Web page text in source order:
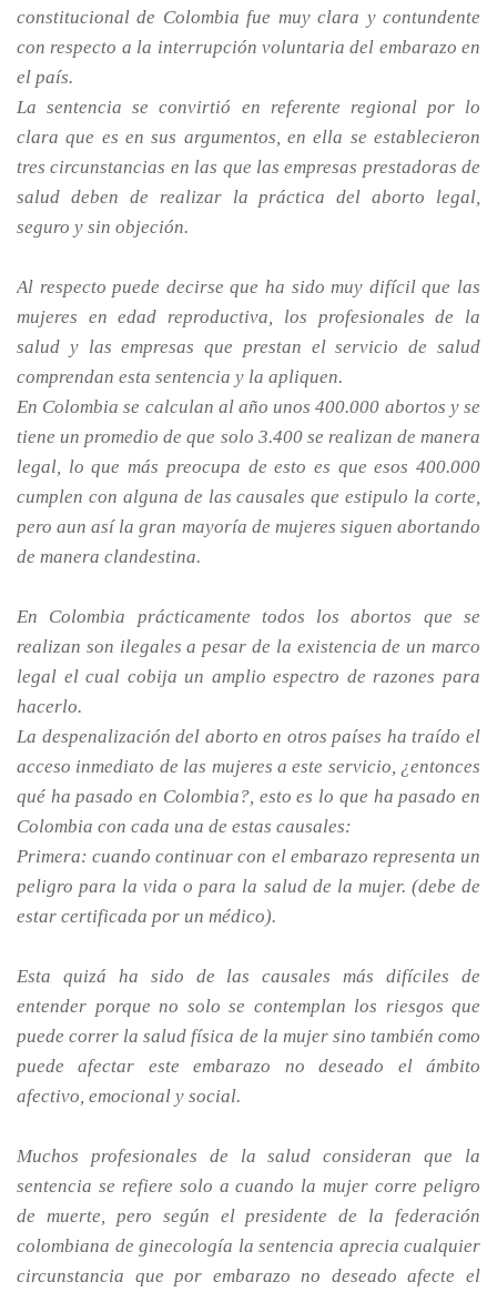
constitucional de Colombia fue muy clara y contundente
con respecto a la interrupción voluntaria del embarazo en
el país.
La sentencia se convirtió en referente regional por lo
clara que es en sus argumentos, en ella se establecieron
tres circunstancias en las que las empresas prestadoras de
salud deben de realizar la práctica del aborto legal,
seguro y sin objeción.
Al respecto puede decirse que ha sido muy difícil que las
mujeres en edad reproductiva, los profesionales de la
salud y las empresas que prestan el servicio de salud
comprendan esta sentencia y la apliquen.
En Colombia se calculan al año unos 400.000 abortos y se
tiene un promedio de que solo 3.400 se realizan de manera
legal, lo que más preocupa de esto es que esos 400.000
cumplen con alguna de las causales que estipulo la corte,
pero aun así la gran mayoría de mujeres siguen abortando
de manera clandestina.
En Colombia prácticamente todos los abortos que se
realizan son ilegales a pesar de la existencia de un marco
legal el cual cobija un amplio espectro de razones para
hacerlo.
La despenalización del aborto en otros países ha traído el
acceso inmediato de las mujeres a este servicio, ¿entonces
qué ha pasado en Colombia?, esto es lo que ha pasado en
Colombia con cada una de estas causales:
Primera: cuando continuar con el embarazo representa un
peligro para la vida o para la salud de la mujer. (debe de
estar certificada por un médico).
Esta quizá ha sido de las causales más difíciles de
entender porque no solo se contemplan los riesgos que
puede correr la salud física de la mujer sino también como
puede afectar este embarazo no deseado el ámbito
afectivo, emocional y social.
Muchos profesionales de la salud consideran que la
sentencia se refiere solo a cuando la mujer corre peligro
de muerte, pero según el presidente de la federación
colombiana de ginecología la sentencia aprecia cualquier
circunstancia que por embarazo no deseado afecte el